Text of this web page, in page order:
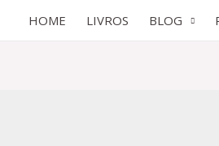
HOME LIVROS BLOG